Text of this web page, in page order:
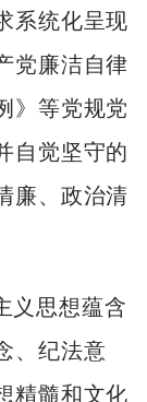
系统化呈现
党廉洁自律
》等党规党
自觉坚守的
廉、政治清
义思想蕴含
、纪法意
精髓和文化